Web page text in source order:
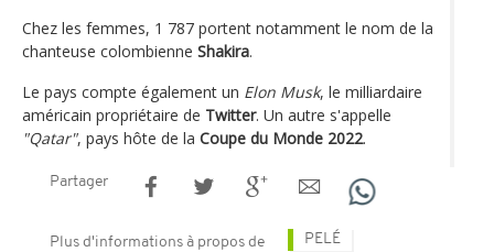
Chez les femmes, 1 787 portent notamment le nom de la
chanteuse colombienne Shakira.
Le pays compte également un Elon Musk, le milliardaire
américain propriétaire de Twitter. Un autre s'appelle
"Qatar", pays hôte de la Coupe du Monde 2022.
Partager
Plus d'informations à propos de PELÉ